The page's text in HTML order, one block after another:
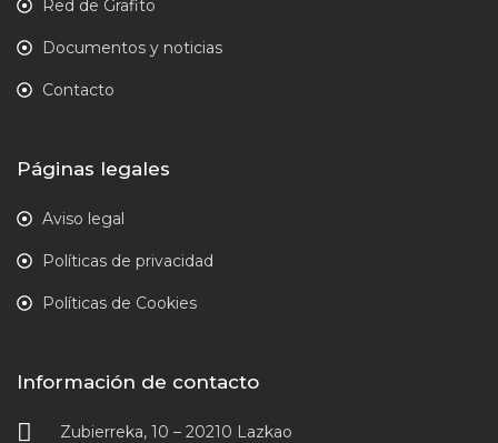
Red de Grafito
Documentos y noticias
Contacto
Páginas legales
Aviso legal
Políticas de privacidad
Políticas de Cookies
Información de contacto
Zubierreka, 10 – 20210 Lazkao